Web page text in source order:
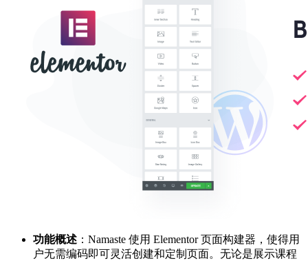
功能概述 ：Namaste 使用 Elementor 页面构建器，使得用
户无需编码即可灵活创建和定制页面。无论是展示课程